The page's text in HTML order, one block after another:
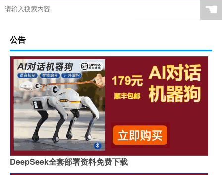
☚
公告
DeepSeek全套部署资料免费下载